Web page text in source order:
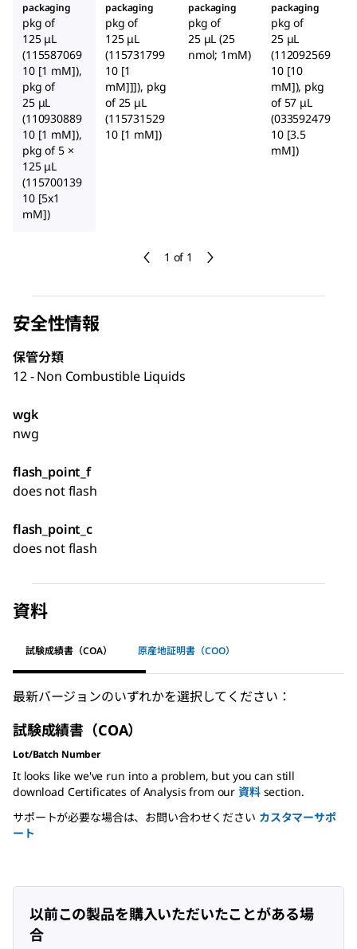
1 of 1
packaging
pkg of
125 μL
(115587069
10 [1 mM]),
pkg of
25 μL
(110930889
10 [1 mM]),
pkg of 5 ×
125 μL
(115700139
10 [5x1
mM])
packaging
pkg of
125 μL
(115731799
10 [1
mM]]]), pkg
of 25 μL
(115731529
10 [1 mM])
packaging
pkg of
25 μL (25
nmol; 1mM)
packaging
pkg of
25 μL
(112092569
10 [10
mM]), pkg
of 57 μL
(033592479
10 [3.5
mM])
安全性情報
保管分類
12 - Non Combustible Liquids
wgk
nwg
flash_point_f
does not flash
flash_point_c
does not flash
資料
試験成績書（COA） 原産地証明書（COO）
最新バージョンのいずれかを選択してください：
試験成績書（COA）
Lot/Batch Number
It looks like we've run into a problem, but you can still
download Certificates of Analysis from our 資料section.
サポートが必要な場合は、お問い合わせください カスタマーサポ
ート
以前この製品を購入いただいたことがある場
合